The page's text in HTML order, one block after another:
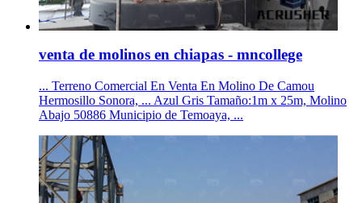
venta de molinos en chiapas - mncollege
... Terreno Comercial En Venta En Molino De Camou
Hermosillo Sonora, ... Azul Gris Tamaño:1m x 25m, Molino
Abajo 50886 Municipio de Temoaya, ...